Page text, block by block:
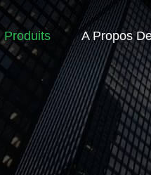
Produits A Propos